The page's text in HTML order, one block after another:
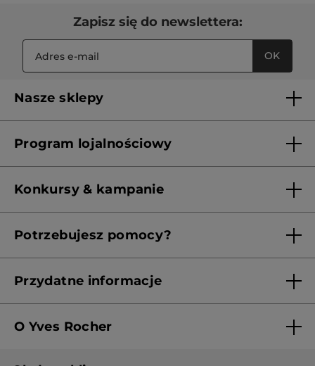
Zapisz się do newslettera:
OK
Nasze sklepy
Franczyza
Program lojalnościowy
Konkursy & kampanie
Potrzebujesz pomocy?
Przydatne informacje
Polityka prywatności
O Yves Rocher